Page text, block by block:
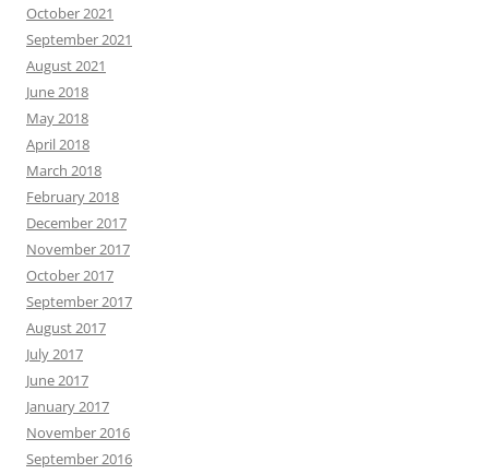
October 2021
September 2021
August 2021
June 2018
May 2018
April 2018
March 2018
February 2018
December 2017
November 2017
October 2017
September 2017
August 2017
July 2017
June 2017
January 2017
November 2016
September 2016